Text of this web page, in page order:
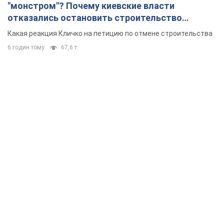
"монстром"? Почему киевские власти
отказались остановить строительство
небоскреба "московского верующего"
Какая реакция Кличко на петицию по отмене строительства
6 годин тому 67,6 т.